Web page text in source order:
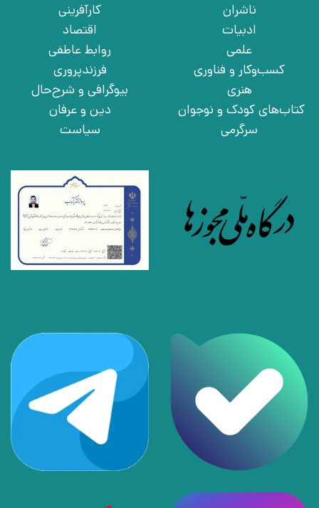
ناشران
ادبیات
علمی
کسب‌وکار و فناوری
هنری
کتاب‌های کودک و نوجوان
سرگرمی
کارآفرینی
اقتصاد
روابط عاطفی
فرزندپروری
بیوگرافی و شرح‌حال
دین و عرفان
سیاست